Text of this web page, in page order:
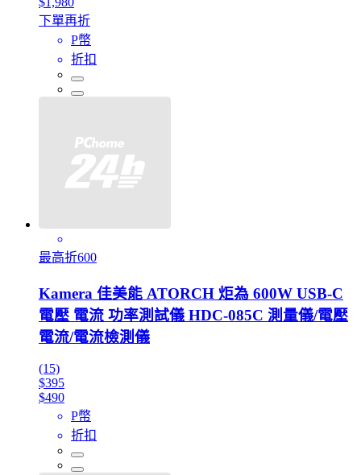
下單再折
P幣
折扣
最高折600
Kamera 佳美能 ATORCH 炬為 600W USB-C
電壓 電流 功率測試儀 HDC-085C 測量儀/電壓
電流/電流檢測儀
(15)
$395
$490
P幣
折扣